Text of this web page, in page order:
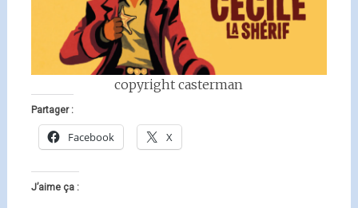
copyright casterman
Partager :
Facebook X
J’aime ça :